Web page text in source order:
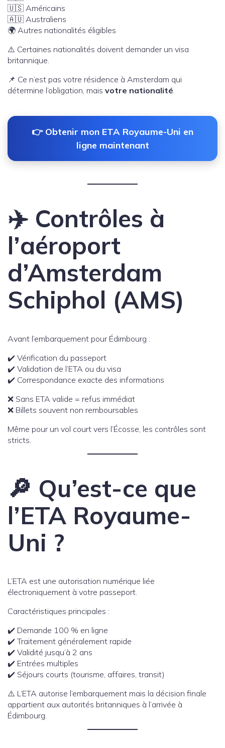
🇺🇸 Américains
🇦🇺 Australiens
🌍 Autres nationalités éligibles
⚠️ Certaines nationalités doivent demander un visa
britannique.
📌 Ce n’est pas votre résidence à Amsterdam qui
détermine l’obligation, mais votre nationalité.
👉 Obtenir mon ETA Royaume-Uni en
ligne maintenant
✈️ Contrôles à
l’aéroport
d’Amsterdam
Schiphol (AMS)
Avant l’embarquement pour Édimbourg :
✔️ Vérification du passeport
✔️ Validation de l’ETA ou du visa
✔️ Correspondance exacte des informations
❌ Sans ETA valide = refus immédiat
❌ Billets souvent non remboursables
Même pour un vol court vers l’Écosse, les contrôles sont
stricts.
🔎 Qu’est-ce que
l’ETA Royaume-
Uni ?
L’ETA est une autorisation numérique liée
électroniquement à votre passeport.
Caractéristiques principales :
✔️ Demande 100 % en ligne
✔️ Traitement généralement rapide
✔️ Validité jusqu’à 2 ans
✔️ Entrées multiples
✔️ Séjours courts (tourisme, affaires, transit)
⚠️ L’ETA autorise l’embarquement mais la décision finale
appartient aux autorités britanniques à l’arrivée à
Édimbourg.